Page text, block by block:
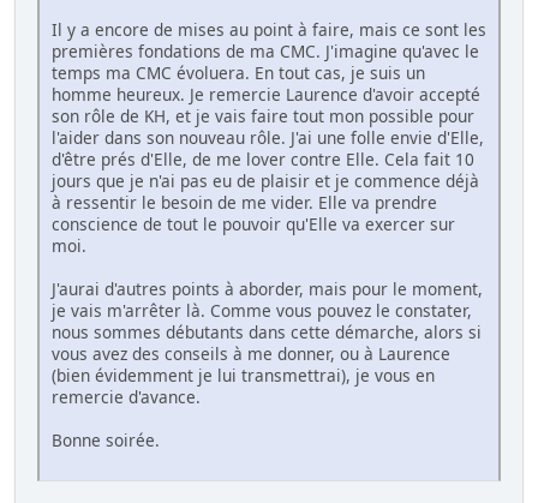
Il y a encore de mises au point à faire, mais ce sont les
premières fondations de ma CMC. J'imagine qu'avec le
temps ma CMC évoluera. En tout cas, je suis un
homme heureux. Je remercie Laurence d'avoir accepté
son rôle de KH, et je vais faire tout mon possible pour
l'aider dans son nouveau rôle. J'ai une folle envie d'Elle,
d'être prés d'Elle, de me lover contre Elle. Cela fait 10
jours que je n'ai pas eu de plaisir et je commence déjà
à ressentir le besoin de me vider. Elle va prendre
conscience de tout le pouvoir qu'Elle va exercer sur
moi.
J'aurai d'autres points à aborder, mais pour le moment,
je vais m'arrêter là. Comme vous pouvez le constater,
nous sommes débutants dans cette démarche, alors si
vous avez des conseils à me donner, ou à Laurence
(bien évidemment je lui transmettrai), je vous en
remercie d'avance.
Bonne soirée.